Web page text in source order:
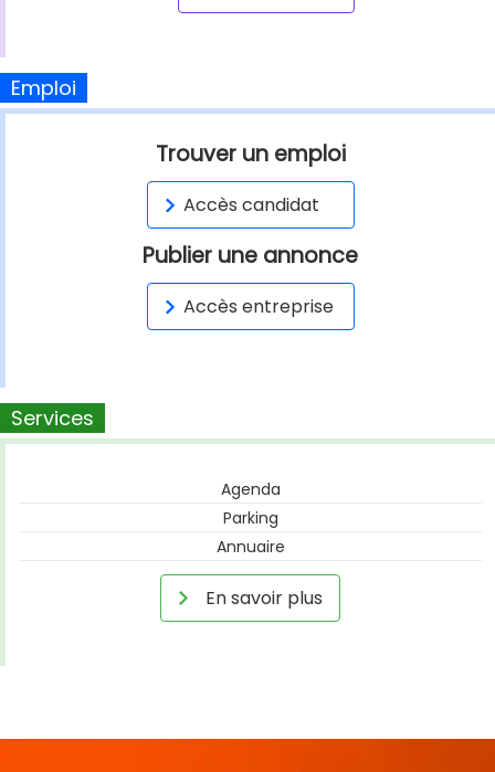
Emploi
Trouver un emploi
Accès candidat
Publier une annonce
Accès entreprise
Services
Agenda
Parking
Annuaire
En savoir plus